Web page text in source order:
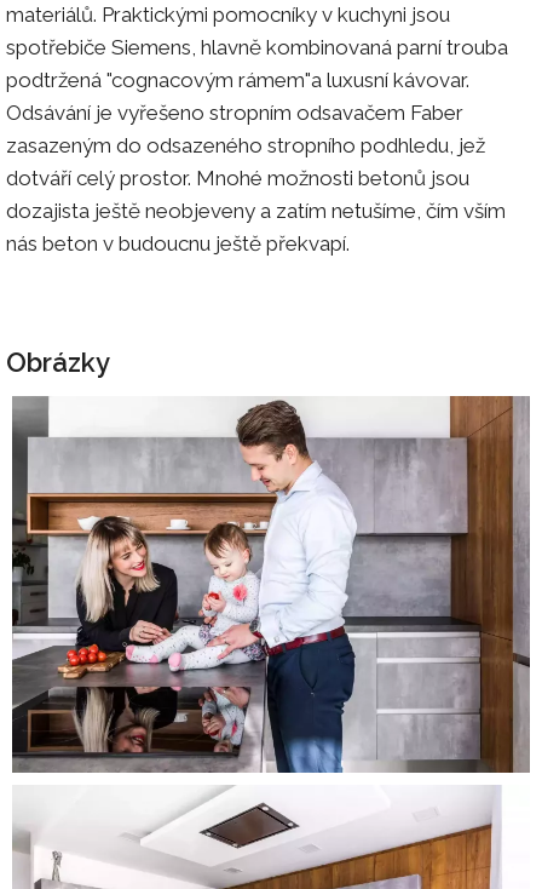
materiálů. Praktickými pomocníky v kuchyni jsou
spotřebiče Siemens, hlavně kombinovaná parní trouba
podtržená "cognacovým rámem"a luxusní kávovar.
Odsávání je vyřešeno stropním odsavačem Faber
zasazeným do odsazeného stropního podhledu, jež
dotváří celý prostor. Mnohé možnosti betonů jsou
dozajista ještě neobjeveny a zatím netušíme, čím vším
nás beton v budoucnu ještě překvapí.
Obrázky